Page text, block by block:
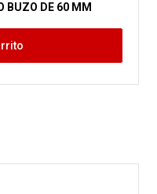
BUZO DE 60 MM